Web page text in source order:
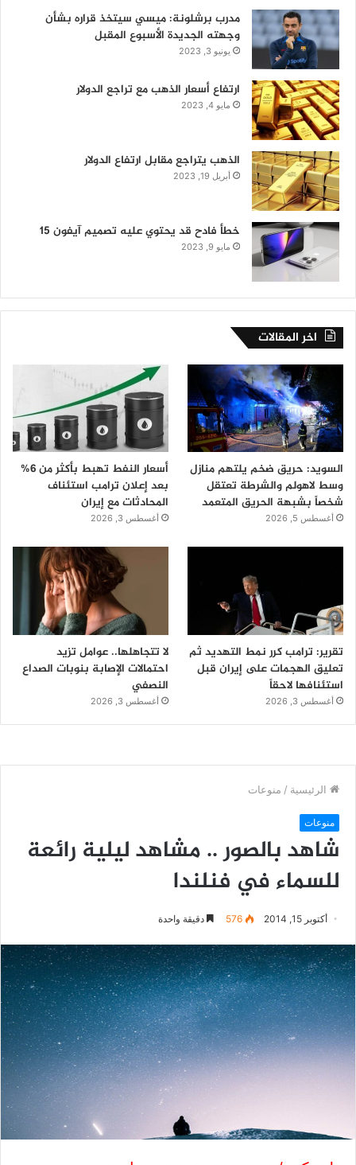
مدرب برشلونة: ميسي سيتخذ قراره بشأن
وجهته الجديدة الأسبوع المقبل
يونيو 3, 2023
ارتفاع أسعار الذهب مع تراجع الدولار
مايو 4, 2023
الذهب يتراجع مقابل ارتفاع الدولار
أبريل 19, 2023
خطأ فادح قد يحتوي عليه تصميم آيفون 15
مايو 9, 2023
اخر المقالات
السويد: حريق ضخم يلتهم منازل
وسط لاهولم والشرطة تعتقل
شخصاً بشبهة الحريق المتعمد
أغسطس 5, 2026
أسعار النفط تهبط بأكثر من 6%
بعد إعلان ترامب استئناف
المحادثات مع إيران
أغسطس 3, 2026
تقرير: ترامب كرر نمط التهديد ثم
تعليق الهجمات على إيران قبل
استئنافها لاحقاً
أغسطس 3, 2026
لا تتجاهلها.. عوامل تزيد
احتمالات الإصابة بنوبات الصداع
النصفي
أغسطس 3, 2026